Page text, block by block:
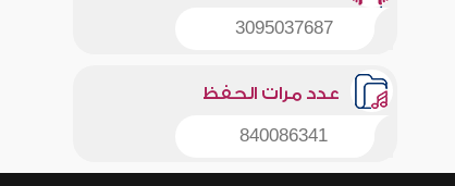
3095037687
عدد مرات الحفظ
840086341